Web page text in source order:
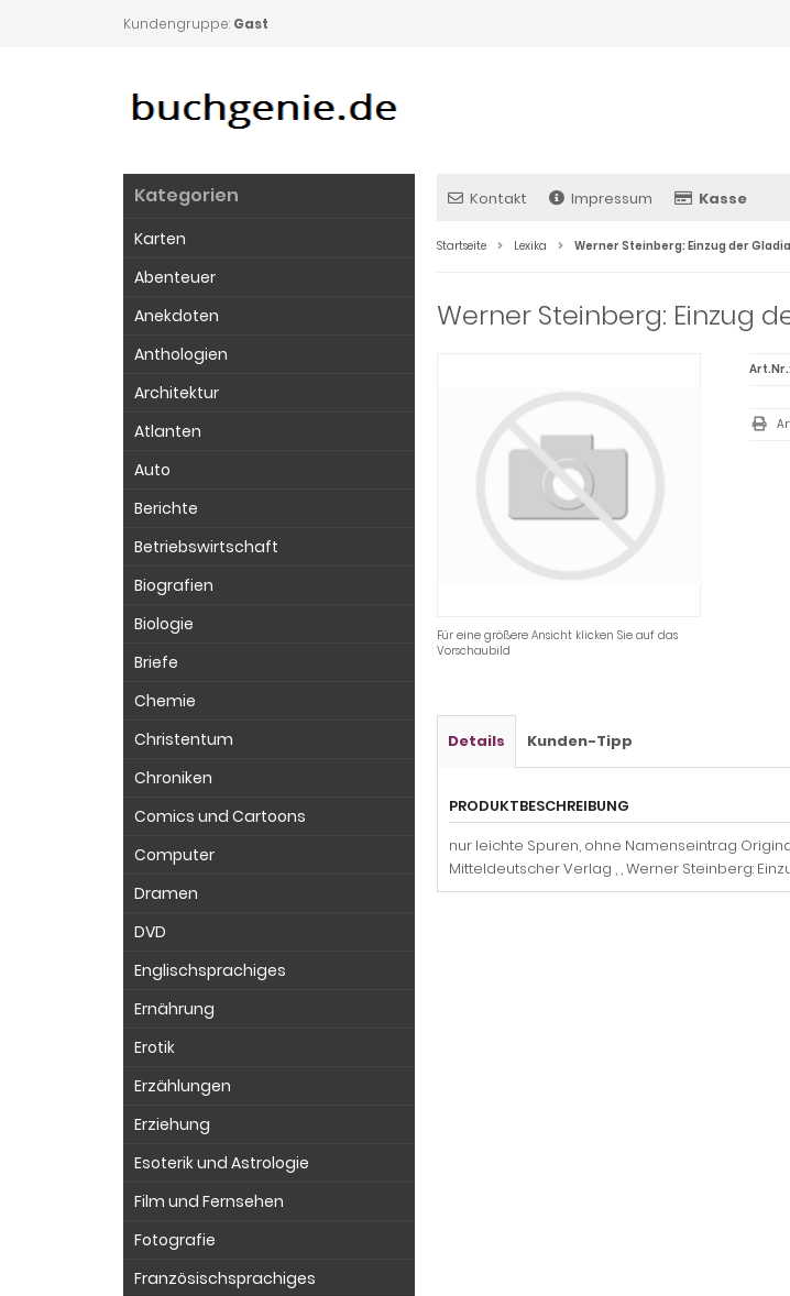
Kundengruppe: Gast
Kontakt Impressum Kasse
Startseite Lexika Werner Steinberg: Einzug der
Werner Steinberg: Einzug
Für eine größere Ansicht klicken Sie auf das
Vorschaubild
Art.Nr.:
Details Kunden-Tipp
PRODUKTBESCHREIBUNG
nur leichte Spuren, ohne Namenseintrag
Mitteldeutscher Verlag , , Werner Steinberg:
Kategorien
Karten
Abenteuer
Anekdoten
Anthologien
Architektur
Atlanten
Auto
Berichte
Betriebswirtschaft
Biografien
Biologie
Briefe
Chemie
Christentum
Chroniken
Comics und Cartoons
Computer
Dramen
DVD
Englischsprachiges
Ernährung
Erotik
Erzählungen
Erziehung
Esoterik und Astrologie
Film und Fernsehen
Fotografie
Französischsprachiges